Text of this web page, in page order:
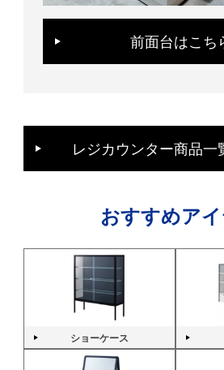
前面台はこち
レジカウンター商品一
おすすめア
ショーケース